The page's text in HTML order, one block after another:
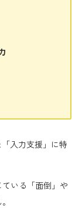
「入力支援」に特
いる「面倒」や